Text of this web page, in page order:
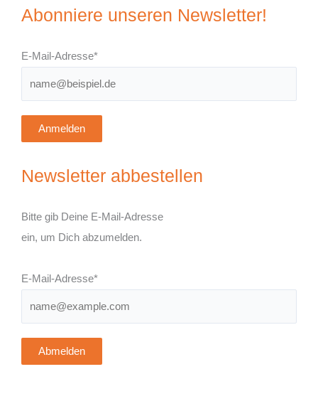
Abonniere unseren Newsletter!
E-Mail-Adresse*
Anmelden
Newsletter abbestellen
Bitte gib Deine E-Mail-Adresse
ein, um Dich abzumelden.
E-Mail-Adresse*
Abmelden